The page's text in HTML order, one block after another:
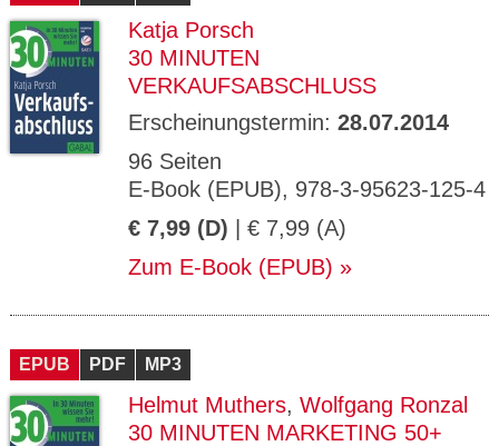
Katja Porsch
30 MINUTEN
VERKAUFSABSCHLUSS
Erscheinungstermin: 28.07.2014
96 Seiten
E-Book (EPUB), 978-3-95623-125-4
€ 7,99 (D) | € 7,99 (A)
Zum E-Book (EPUB)
EPUB PDF MP3
Helmut Muthers, Wolfgang Ronzal
30 MINUTEN MARKETING 50+